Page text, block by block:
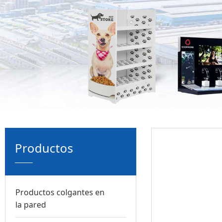
Productos
Productos colgantes en
la pared
en la